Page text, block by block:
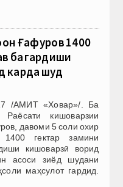
Ғафуров 1400
ба гардиши
карда шуд
/АМИТ «Ховар»/. Ба
кишоварзии
давоми 5 соли охир
гектар замини
кишоварзӣ ворид
асоси зиёд шудани
маҳсулот гардид.